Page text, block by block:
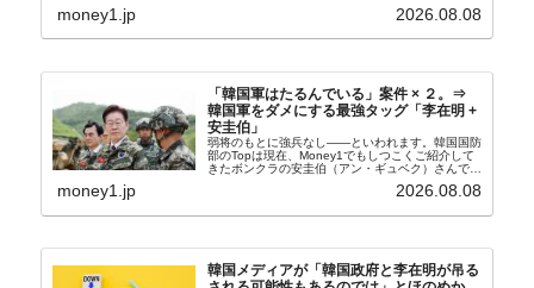
たといわれます（後述）。これは、いわゆる「塩田
money1.jp 2026.08.08
「韓国軍はたるんでいる」案件 × ２。⇒
韓国軍をダメにする最強タッグ「李在明 +
安圭伯」
弱将のもとに強兵なし――といわれます。韓国国防
部のTopは現在、Money1でもしつこくご紹介して
きたボンクラの安圭伯（アン・ギュベク）さんで
さんと「韓国初の文官上がり」の国防部長官安圭伯
money1.jp 2026.08.08
韓国メディアが「韓国政府と李在明が吊る